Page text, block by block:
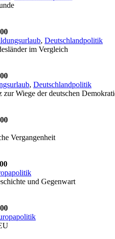
, Deutschlandpolitik
im Vergleich
, Deutschlandpolitik
Wiege der deutschen
Vergangenheit
und Gegenwart